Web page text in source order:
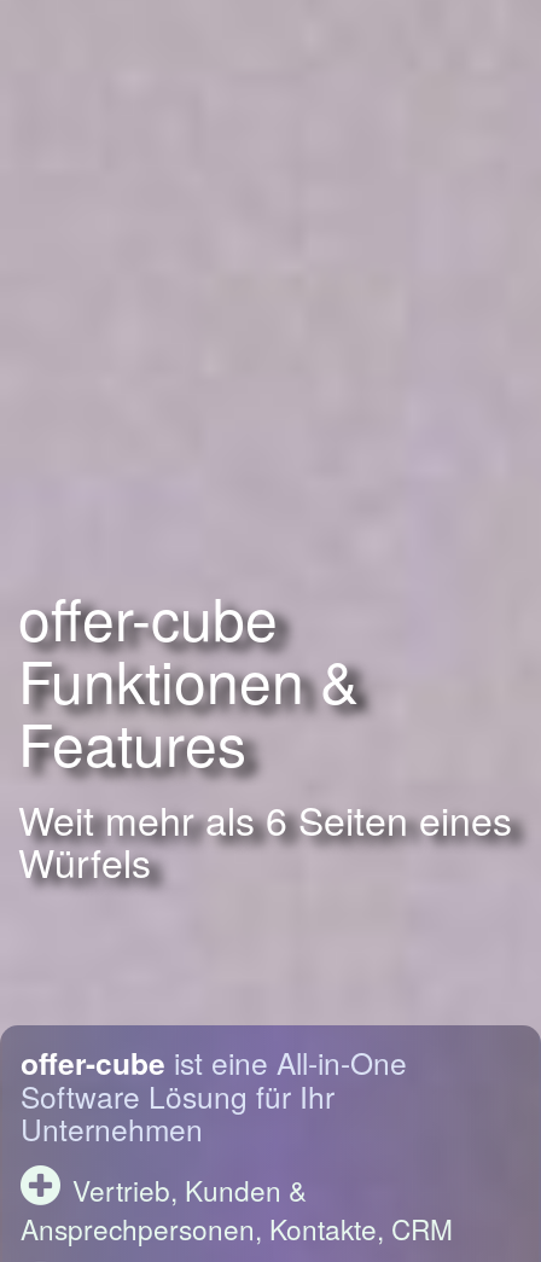
offer-cube
Funktionen &
Features
Weit mehr als 6 Seiten eines
Würfels
offer-cube ist eine All-in-One
Software Lösung für Ihr
Unternehmen
Vertrieb, Kunden &
Ansprechpersonen, Kontakte, CRM